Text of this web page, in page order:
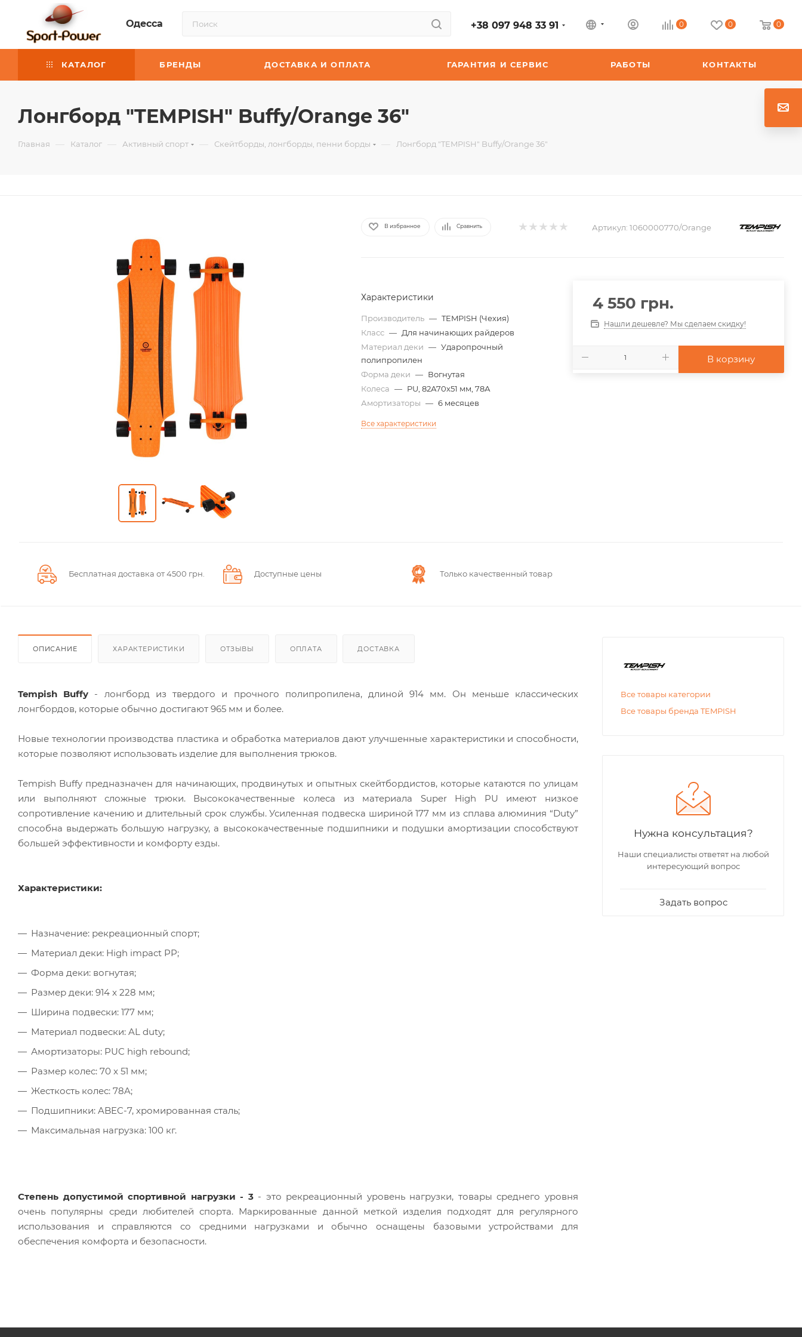
Одесса +38 097 948 33 91 0 0 0
КАТАЛОГ БРЕНДЫ ДОСТАВКА И ОПЛАТА ГАРАНТИЯ И СЕРВИС РАБОТЫ КОНТАКТЫ
Лонгборд "TEMPISH" Buffy/Orange 36"
Главная — Каталог — Активный спорт — Скейтборды, лонгборды, пенни борды — Лонгборд "TEMPISH" Buffy/Orange 36"
В избранное Сравнить Артикул: 1060000770/Orange
Характеристики
Производитель — TEMPISH (Чехия)
Класс — Для начинающих райдеров
Материал деки — Ударопрочный
полипропилен
Форма деки — Вогнутая
Колеса — PU, 82А70х51 мм, 78А
Амортизаторы — 6 месяцев
Все характеристики
4 550 грн.
Нашли дешевле? Мы сделаем скидку!
В корзину
Бесплатная доставка от 4500 грн. Доступные цены Только качественный товар
ОПИСАНИЕ ХАРАКТЕРИСТИКИ ОТЗЫВЫ ОПЛАТА ДОСТАВКА
Tempish Buffy - лонгборд из твердого и прочного полипропилена, длиной 914 мм. Он меньше классических
лонгбордов, которые обычно достигают 965 мм и более.
Новые технологии производства пластика и обработка материалов дают улучшенные характеристики и способности,
которые позволяют использовать изделие для выполнения трюков.
Tempish Buffy предназначен для начинающих, продвинутых и опытных скейтбордистов, которые катаются по улицам
или выполняют сложные трюки. Высококачественные колеса из материала Super High PU имеют низкое
сопротивление качению и длительный срок службы. Усиленная подвеска шириной 177 мм из сплава алюминия “Duty”
способна выдержать большую нагрузку, а высококачественные подшипники и подушки амортизации способствуют
большей эффективности и комфорту езды.
Характеристики:
Назначение: рекреационный спорт;
Материал деки: High impact PP;
Форма деки: вогнутая;
Размер деки: 914 x 228 мм;
Ширина подвески: 177 мм;
Материал подвески: AL duty;
Амортизаторы: PUC high rebound;
Размер колес: 70 x 51 мм;
Жесткость колес: 78A;
Подшипники: ABEC-7, хромированная сталь;
Максимальная нагрузка: 100 кг.
Степень допустимой спортивной нагрузки - 3 - это рекреационный уровень нагрузки, товары среднего уровня
очень популярны среди любителей спорта. Маркированные данной меткой изделия подходят для регулярного
использования и справляются со средними нагрузками и обычно оснащены базовыми устройствами для
обеспечения комфорта и безопасности.
Все товары категории
Все товары бренда TEMPISH
Нужна консультация?
Наши специалисты ответят на любой
интересующий вопрос
Задать вопрос